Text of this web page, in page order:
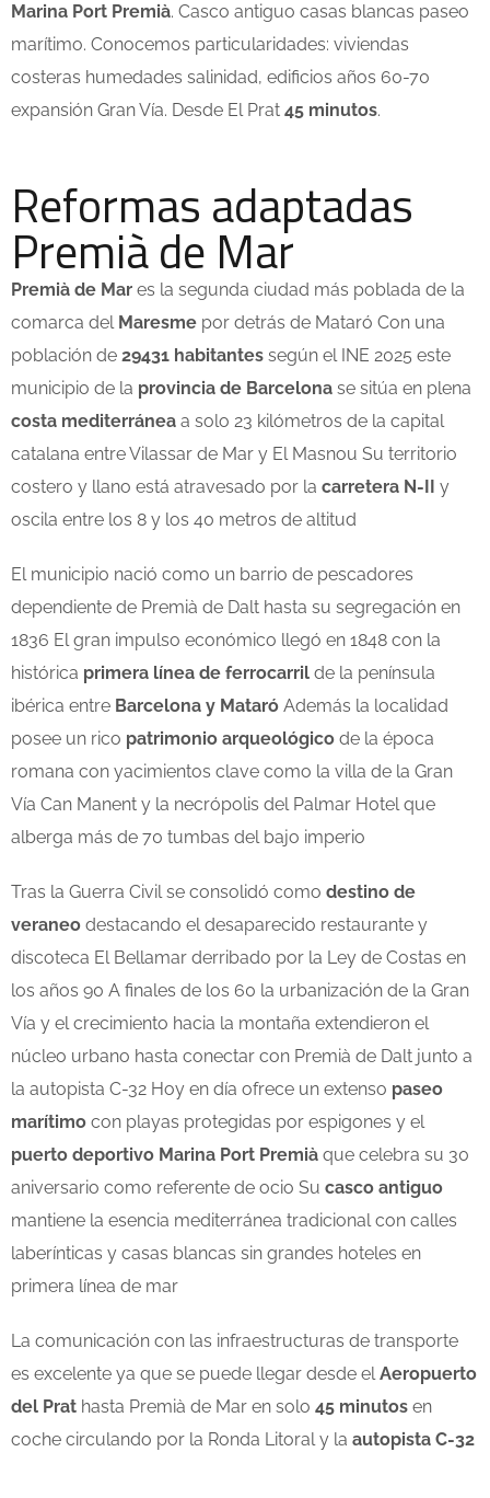
Marina Port Premià. Casco antiguo casas blancas paseo
marítimo. Conocemos particularidades: viviendas
costeras humedades salinidad, edificios años 60-70
expansión Gran Vía. Desde El Prat 45 minutos.
Reformas adaptadas
Premià de Mar
Premià de Mar es la segunda ciudad más poblada de la
comarca del Maresme por detrás de Mataró Con una
población de 29431 habitantes según el INE 2025 este
municipio de la provincia de Barcelona se sitúa en plena
costa mediterránea a solo 23 kilómetros de la capital
catalana entre Vilassar de Mar y El Masnou Su territorio
costero y llano está atravesado por la carretera N-II y
oscila entre los 8 y los 40 metros de altitud
El municipio nació como un barrio de pescadores
dependiente de Premià de Dalt hasta su segregación en
1836 El gran impulso económico llegó en 1848 con la
histórica primera línea de ferrocarril de la península
ibérica entre Barcelona y Mataró Además la localidad
posee un rico patrimonio arqueológico de la época
romana con yacimientos clave como la villa de la Gran
Vía Can Manent y la necrópolis del Palmar Hotel que
alberga más de 70 tumbas del bajo imperio
Tras la Guerra Civil se consolidó como destino de
veraneo destacando el desaparecido restaurante y
discoteca El Bellamar derribado por la Ley de Costas en
los años 90 A finales de los 60 la urbanización de la Gran
Vía y el crecimiento hacia la montaña extendieron el
núcleo urbano hasta conectar con Premià de Dalt junto a
la autopista C-32 Hoy en día ofrece un extenso paseo
marítimo con playas protegidas por espigones y el
puerto deportivo Marina Port Premià que celebra su 30
aniversario como referente de ocio Su casco antiguo
mantiene la esencia mediterránea tradicional con calles
laberínticas y casas blancas sin grandes hoteles en
primera línea de mar
La comunicación con las infraestructuras de transporte
es excelente ya que se puede llegar desde elAeropuerto
del Prat hasta Premià de Mar en solo 45 minutos en
coche circulando por la Ronda Litoral y la autopista C-32